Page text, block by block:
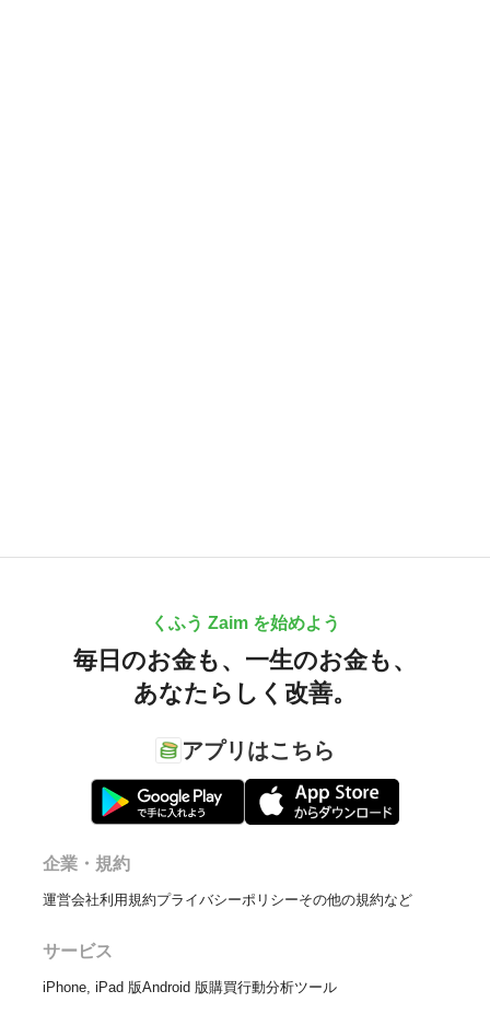
くふう Zaim を始めよう
毎日のお金も、 一生のお金も、
あなたらしく改善。
アプリはこちら
企業・規約
運営会社利用規約プライバシーポリシーその他の規約など
サービス
iPhone, iPad 版Android 版購買行動分析ツール